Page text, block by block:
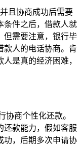
且协商成功后需要
条件之后，借款人就
但需要注意，银行毕
款人的电话协商。肯
是真的经济困难，
协商个性化还款。
还款能力，假如客服
功，后期多次申请协